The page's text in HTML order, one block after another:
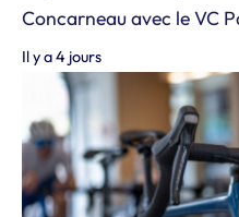
Concarneau avec le VC
Il y a 4 jours